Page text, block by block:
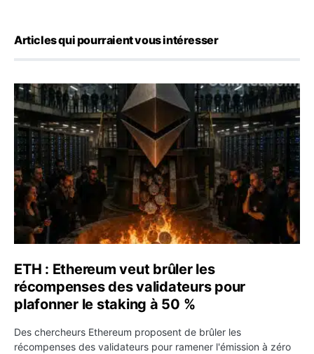
Articles qui pourraient vous intéresser
ETH : Ethereum veut brûler les récompenses des
ETH : Ethereum veut brûler les
récompenses des validateurs pour
plafonner le staking à 50 %
Des chercheurs Ethereum proposent de brûler les
récompenses des validateurs pour ramener l'émission à zéro